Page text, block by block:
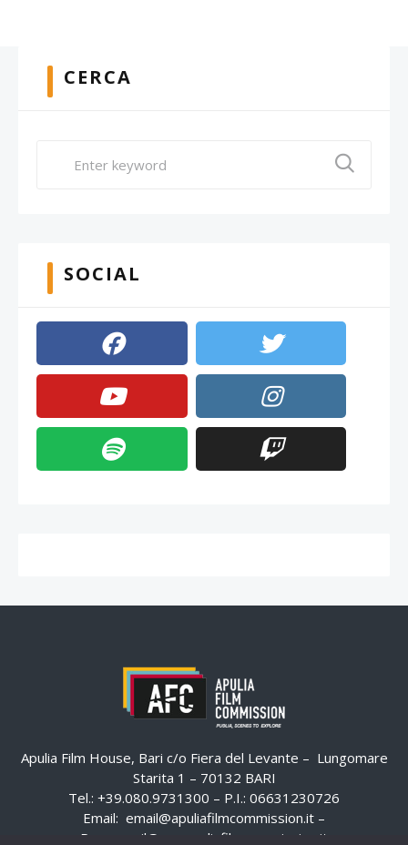
CERCA
SOCIAL
Apulia Film House, Bari c/o Fiera del Levante – Lungomare
Starita 1 – 70132 BARI
Tel.: +39.080.9731300 – P.I.: 06631230726
Email: email@apuliafilmcommission.it –
Pec:
email@pec.apuliafilmcommission.it